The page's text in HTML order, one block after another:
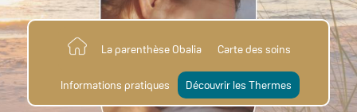
La parenthèse Obalia Carte des soins
Informations pratiques Découvrir les Thermes